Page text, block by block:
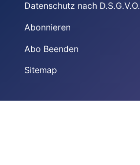
Datenschutz nach D.S.G.V.O.
Abonnieren
Abo Beenden
Sitemap